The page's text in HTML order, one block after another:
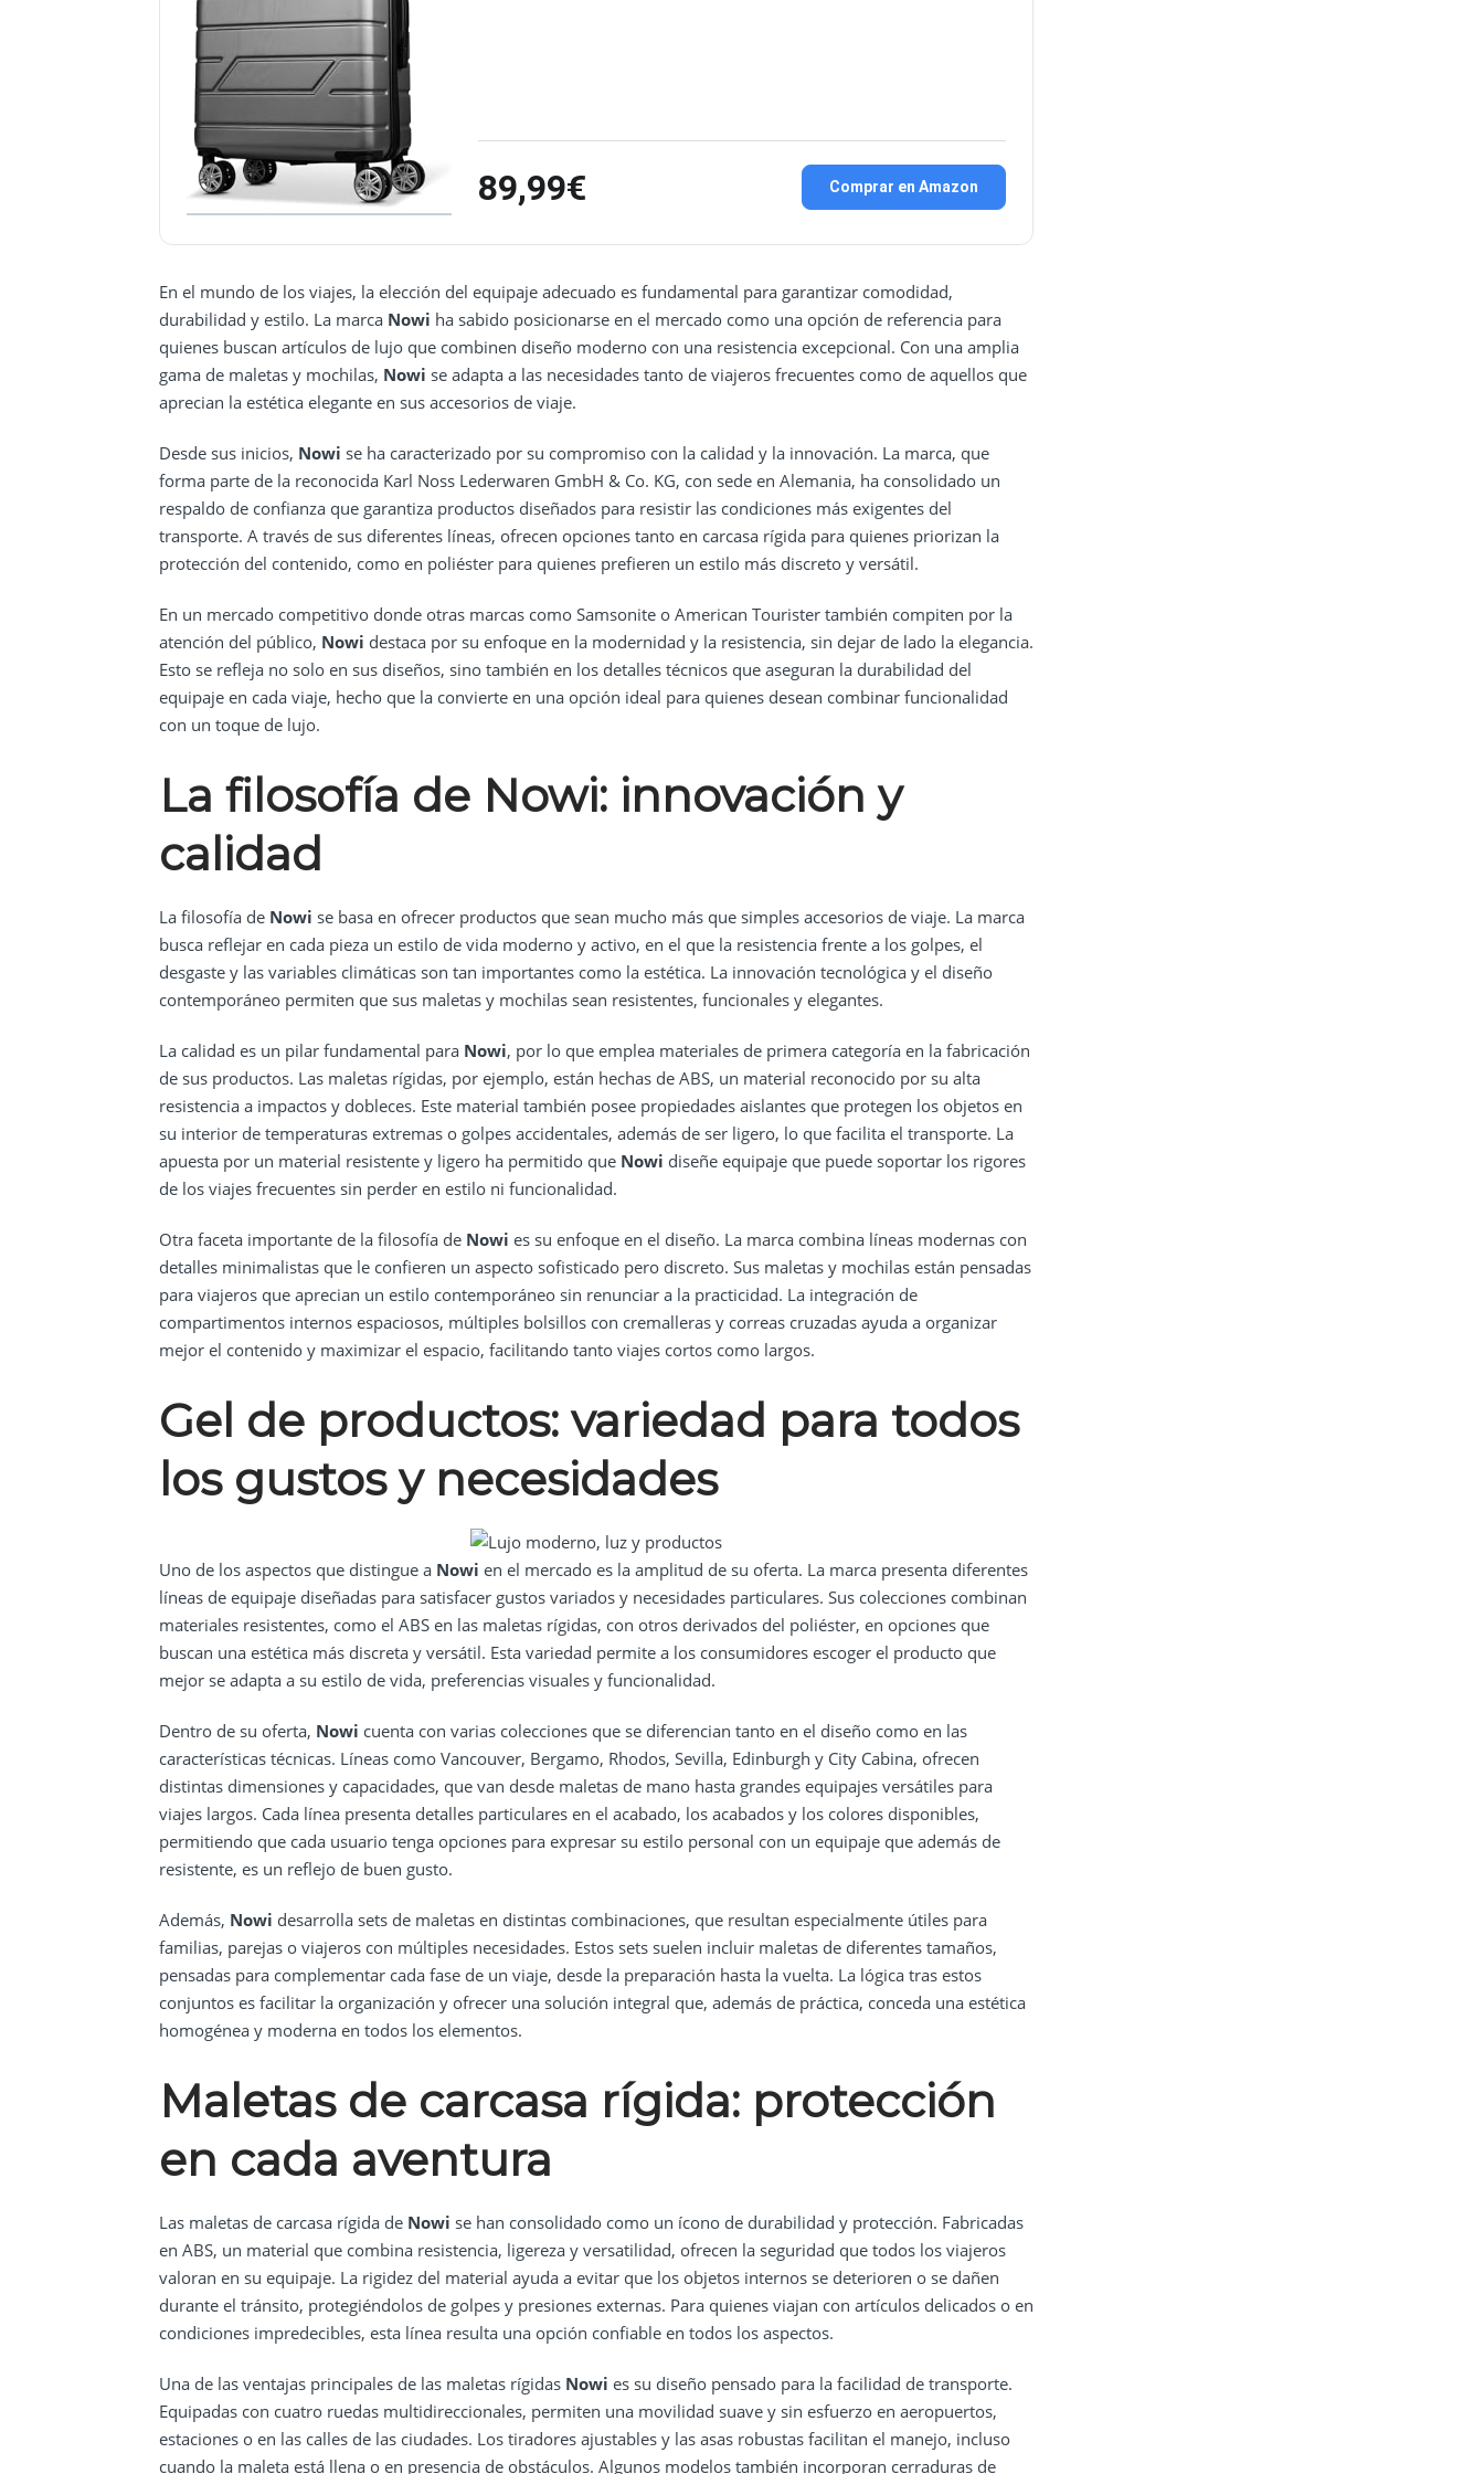
89,99€ Comprar en Amazon
En el mundo de los viajes, la elección del equipaje adecuado es fundamental para garantizar comodidad,
durabilidad y estilo. La marca Nowi ha sabido posicionarse en el mercado como una opción de referencia para
quienes buscan artículos de lujo que combinen diseño moderno con una resistencia excepcional. Con una amplia
gama de maletas y mochilas, Nowi se adapta a las necesidades tanto de viajeros frecuentes como de aquellos que
aprecian la estética elegante en sus accesorios de viaje.
Desde sus inicios, Nowi se ha caracterizado por su compromiso con la calidad y la innovación. La marca, que
forma parte de la reconocida Karl Noss Lederwaren GmbH & Co. KG, con sede en Alemania, ha consolidado un
respaldo de confianza que garantiza productos diseñados para resistir las condiciones más exigentes del
transporte. A través de sus diferentes líneas, ofrecen opciones tanto en carcasa rígida para quienes priorizan la
protección del contenido, como en poliéster para quienes prefieren un estilo más discreto y versátil.
En un mercado competitivo donde otras marcas como Samsonite o American Tourister también compiten por la
atención del público, Nowi destaca por su enfoque en la modernidad y la resistencia, sin dejar de lado la elegancia.
Esto se refleja no solo en sus diseños, sino también en los detalles técnicos que aseguran la durabilidad del
equipaje en cada viaje, hecho que la convierte en una opción ideal para quienes desean combinar funcionalidad
con un toque de lujo.
La filosofía de Nowi: innovación y
calidad
La filosofía de Nowi se basa en ofrecer productos que sean mucho más que simples accesorios de viaje. La marca
busca reflejar en cada pieza un estilo de vida moderno y activo, en el que la resistencia frente a los golpes, el
desgaste y las variables climáticas son tan importantes como la estética. La innovación tecnológica y el diseño
contemporáneo permiten que sus maletas y mochilas sean resistentes, funcionales y elegantes.
La calidad es un pilar fundamental para Nowi, por lo que emplea materiales de primera categoría en la fabricación
de sus productos. Las maletas rígidas, por ejemplo, están hechas de ABS, un material reconocido por su alta
resistencia a impactos y dobleces. Este material también posee propiedades aislantes que protegen los objetos en
su interior de temperaturas extremas o golpes accidentales, además de ser ligero, lo que facilita el transporte. La
apuesta por un material resistente y ligero ha permitido que Nowi diseñe equipaje que puede soportar los rigores
de los viajes frecuentes sin perder en estilo ni funcionalidad.
Otra faceta importante de la filosofía de Nowi es su enfoque en el diseño. La marca combina líneas modernas con
detalles minimalistas que le confieren un aspecto sofisticado pero discreto. Sus maletas y mochilas están pensadas
para viajeros que aprecian un estilo contemporáneo sin renunciar a la practicidad. La integración de
compartimentos internos espaciosos, múltiples bolsillos con cremalleras y correas cruzadas ayuda a organizar
mejor el contenido y maximizar el espacio, facilitando tanto viajes cortos como largos.
Gel de productos: variedad para todos
los gustos y necesidades
Uno de los aspectos que distingue a Nowi en el mercado es la amplitud de su oferta. La marca presenta diferentes
líneas de equipaje diseñadas para satisfacer gustos variados y necesidades particulares. Sus colecciones combinan
materiales resistentes, como el ABS en las maletas rígidas, con otros derivados del poliéster, en opciones que
buscan una estética más discreta y versátil. Esta variedad permite a los consumidores escoger el producto que
mejor se adapta a su estilo de vida, preferencias visuales y funcionalidad.
Dentro de su oferta, Nowi cuenta con varias colecciones que se diferencian tanto en el diseño como en las
características técnicas. Líneas como Vancouver, Bergamo, Rhodos, Sevilla, Edinburgh y City Cabina, ofrecen
distintas dimensiones y capacidades, que van desde maletas de mano hasta grandes equipajes versátiles para
viajes largos. Cada línea presenta detalles particulares en el acabado, los acabados y los colores disponibles,
permitiendo que cada usuario tenga opciones para expresar su estilo personal con un equipaje que además de
resistente, es un reflejo de buen gusto.
Además, Nowi desarrolla sets de maletas en distintas combinaciones, que resultan especialmente útiles para
familias, parejas o viajeros con múltiples necesidades. Estos sets suelen incluir maletas de diferentes tamaños,
pensadas para complementar cada fase de un viaje, desde la preparación hasta la vuelta. La lógica tras estos
conjuntos es facilitar la organización y ofrecer una solución integral que, además de práctica, conceda una estética
homogénea y moderna en todos los elementos.
Maletas de carcasa rígida: protección
en cada aventura
Las maletas de carcasa rígida de Nowi se han consolidado como un ícono de durabilidad y protección. Fabricadas
en ABS, un material que combina resistencia, ligereza y versatilidad, ofrecen la seguridad que todos los viajeros
valoran en su equipaje. La rigidez del material ayuda a evitar que los objetos internos se deterioren o se dañen
durante el tránsito, protegiéndolos de golpes y presiones externas. Para quienes viajan con artículos delicados o en
condiciones impredecibles, esta línea resulta una opción confiable en todos los aspectos.
Una de las ventajas principales de las maletas rígidas Nowi es su diseño pensado para la facilidad de transporte.
Equipadas con cuatro ruedas multidireccionales, permiten una movilidad suave y sin esfuerzo en aeropuertos,
estaciones o en las calles de las ciudades. Los tiradores ajustables y las asas robustas facilitan el manejo, incluso
cuando la maleta está llena o en presencia de obstáculos. Algunos modelos también incorporan cerraduras de